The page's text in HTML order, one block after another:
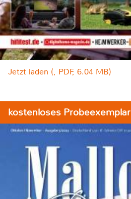
Jetzt laden (, PDF, 6.04 MB)
kostenloses Probeexemplar